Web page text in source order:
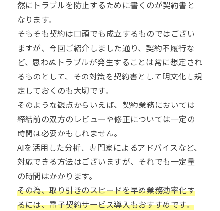
然にトラブルを防止するために書くのが契約書と
なります。
そもそも契約は口頭でも成立するものではござい
ますが、今回ご紹介しました通り、契約不履行な
ど、思わぬトラブルが発生することは常に想定され
るものとして、その対策を契約書として明文化し規
定しておくのも大切です。
そのような観点からいえば、契約業務においては
締結前の双方のレビューや修正については一定の
時間は必要かもしれません。
AIを活用した分析、専門家によるアドバイスなど、
対応できる方法はございますが、それでも一定量
の時間はかかります。
その為、取り引きのスピードを早め業務効率化す
るには、電子契約サービス導入もおすすめです。